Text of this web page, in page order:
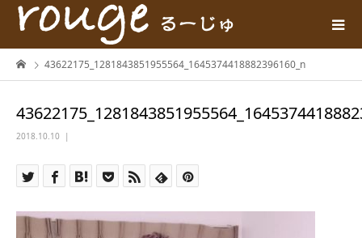
43622175_1281843851955564_1645374418882396160_n
2018.10.10